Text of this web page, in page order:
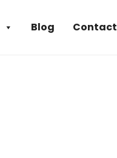
Contact
Blog